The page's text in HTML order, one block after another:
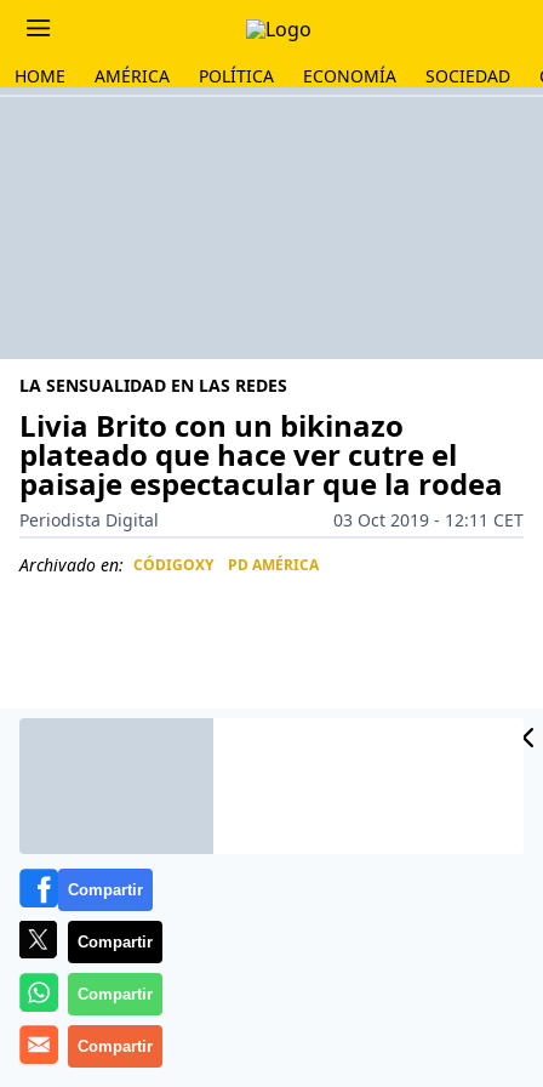
HOME AMÉRICA POLÍTICA ECONOMÍA SOCIEDAD
LA SENSUALIDAD EN LAS REDES
Livia Brito con un bikinazo
plateado que hace ver cutre el
paisaje espectacular que la rodea
Periodista Digital
03 Oct 2019 - 12:11 CET
Archivado en: CÓDIGOXY PD AMÉRICA
Más información
Compartir
Compartir
Compartir
Compartir